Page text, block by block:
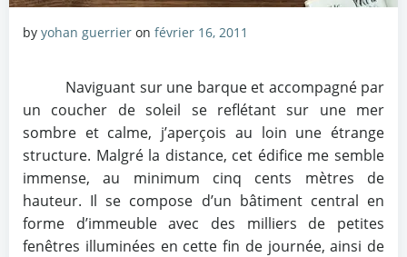
by yohan guerrier on février 16, 2011
Naviguant sur une barque et accompagné par
un coucher de soleil se reflétant sur une mer
sombre et calme, j’aperçois au loin une étrange
structure. Malgré la distance, cet édifice me semble
immense, au minimum cinq cents mètres de
hauteur. Il se compose d’un bâtiment central en
forme d’immeuble avec des milliers de petites
fenêtres illuminées en cette fin de journée, ainsi de